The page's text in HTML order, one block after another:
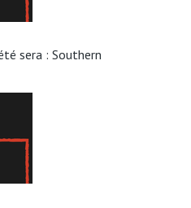
sera : Southern